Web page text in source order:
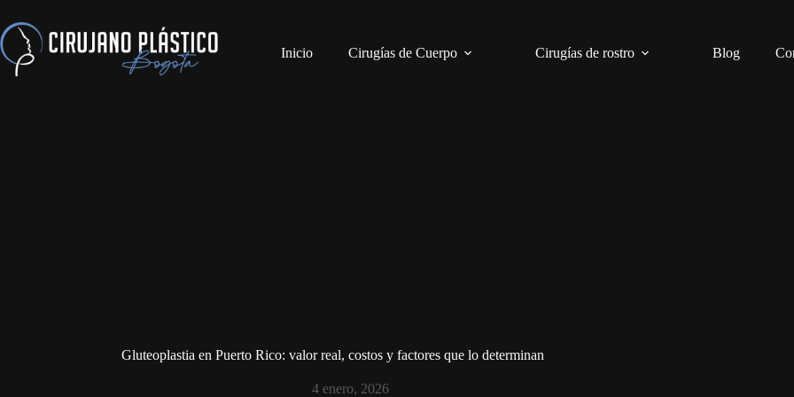
Inicio Cirugías de Cuerpo Cirugías de rostro Blog
Gluteoplastia en Puerto Rico: valor real, costos y factores que lo determinan
4 enero, 2026